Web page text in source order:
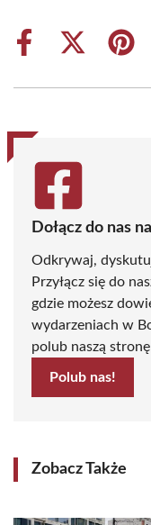
Share
Share
(Twitter)
Share
Dołącz do nas
Odkrywaj,
Przyłącz się do
gdzie możesz
wydarzeniach w
polub naszą
Polub nas!
Zobacz Także